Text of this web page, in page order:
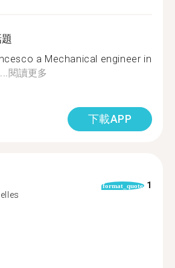
a Mechanical engineer in
閱讀更多
下載APP
format_quote 1